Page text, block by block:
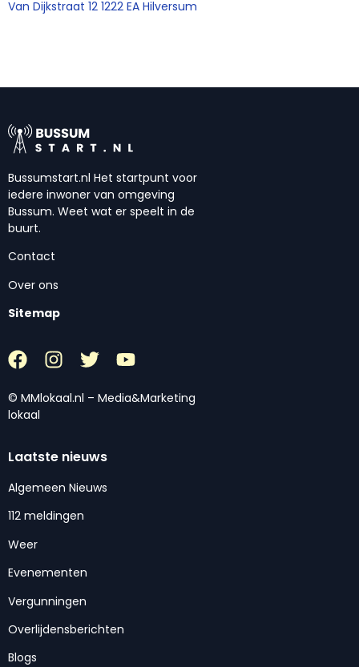
Van Dijkstraat 12 1222 EA Hilversum
Bussumstart.nl Het startpunt voor
iedere inwoner van omgeving
Bussum. Weet wat er speelt in de
buurt.
Contact
Over ons
Sitemap
© MMlokaal.nl – Media&Marketing
lokaal
Laatste nieuws
Algemeen Nieuws
112 meldingen
Weer
Evenementen
Vergunningen
Overlijdensberichten
Blogs